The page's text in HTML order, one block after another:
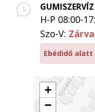
+
−
H-P 08:00-
Szo-V: Zárva
Ebédidő